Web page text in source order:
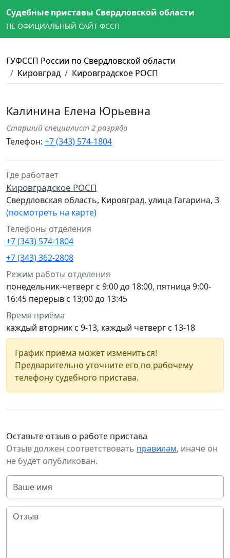
Судебные приставы Свердловской области
НЕ ОФИЦИАЛЬНЫЙ САЙТ ФССП
ГУФССП России по Свердловской области
Кировград
Кировградское РОСП
Калинина Елена Юрьевна
Старший специалист 2 разряда
Телефон: +7 (343) 574-1804
Где работает
Кировградское РОСП
Свердловская область, Кировград, улица Гагарина, 3
(посмотреть на карте)
Телефоны отделения
+7 (343) 574-1804
+7 (343) 362-2808
Режим работы отделения
понедельник-четверг с 9:00 до 18:00, пятница 9:00-
16:45 перерыв с 13:00 до 13:45
Время приёма
каждый вторник с 9-13, каждый четверг с 13-18
График приёма может измениться!
Предварительно уточните его по рабочему
телефону судебного пристава.
Оставьте отзыв о работе пристава
Отзыв должен соответствовать правилам, иначе он
не будет опубликован.